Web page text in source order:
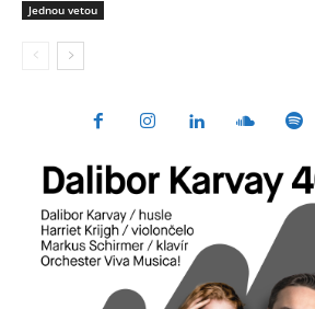
Jednou vetou